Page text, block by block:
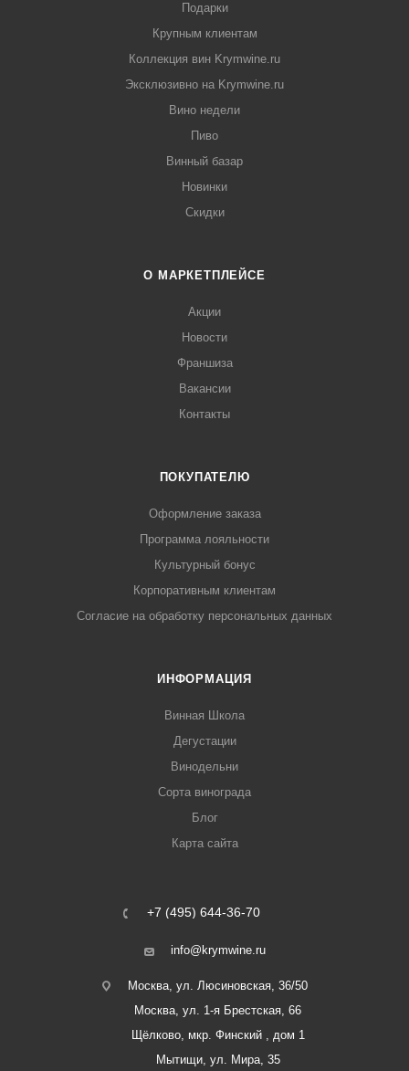
Подарки
Крупным клиентам
Коллекция вин Krymwine.ru
Эксклюзивно на Krymwine.ru
Вино недели
Пиво
Винный базар
Новинки
Скидки
О МАРКЕТПЛЕЙСЕ
Акции
Новости
Франшиза
Вакансии
Контакты
ПОКУПАТЕЛЮ
Оформление заказа
Программа лояльности
Культурный бонус
Корпоративным клиентам
Согласие на обработку персональных данных
ИНФОРМАЦИЯ
Винная Школа
Дегустации
Винодельни
Сорта винограда
Блог
Карта сайта
+7 (495) 644-36-70
info@krymwine.ru
Москва, ул. Люсиновская, 36/50
Москва, ул. 1-я Брестская, 66
Щёлково, мкр. Финский , дом 1
Мытищи, ул. Мира, 35